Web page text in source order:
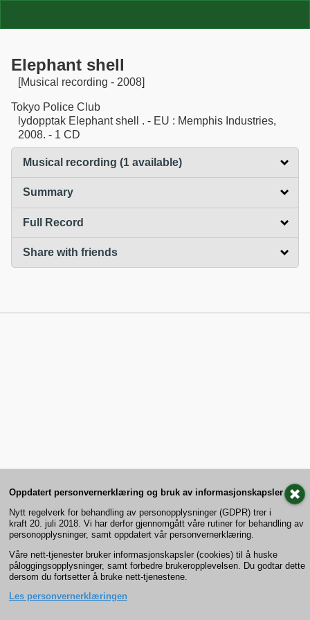
Elephant shell
[Musical recording - 2008]
Tokyo Police Club
lydopptak Elephant shell . - EU : Memphis Industries,
2008. - 1 CD
Musical recording (1 available) click to expand contents
Summary
Full Record
Share with friends
Oppdatert personvernerklæring og bruk av informasjonskapsler
Nytt regelverk for behandling av personopplysninger (GDPR) trer i
kraft 20. juli 2018. Vi har derfor gjennomgått våre rutiner for behandling av
personopplysninger, samt oppdatert vår personvernerklæring.
Våre nett-tjenester bruker informasjonskapsler (cookies) til å huske
påloggingsopplysninger, samt forbedre brukeropplevelsen. Du godtar dette
dersom du fortsetter å bruke nett-tjenestene.
Les personvernerklæringen